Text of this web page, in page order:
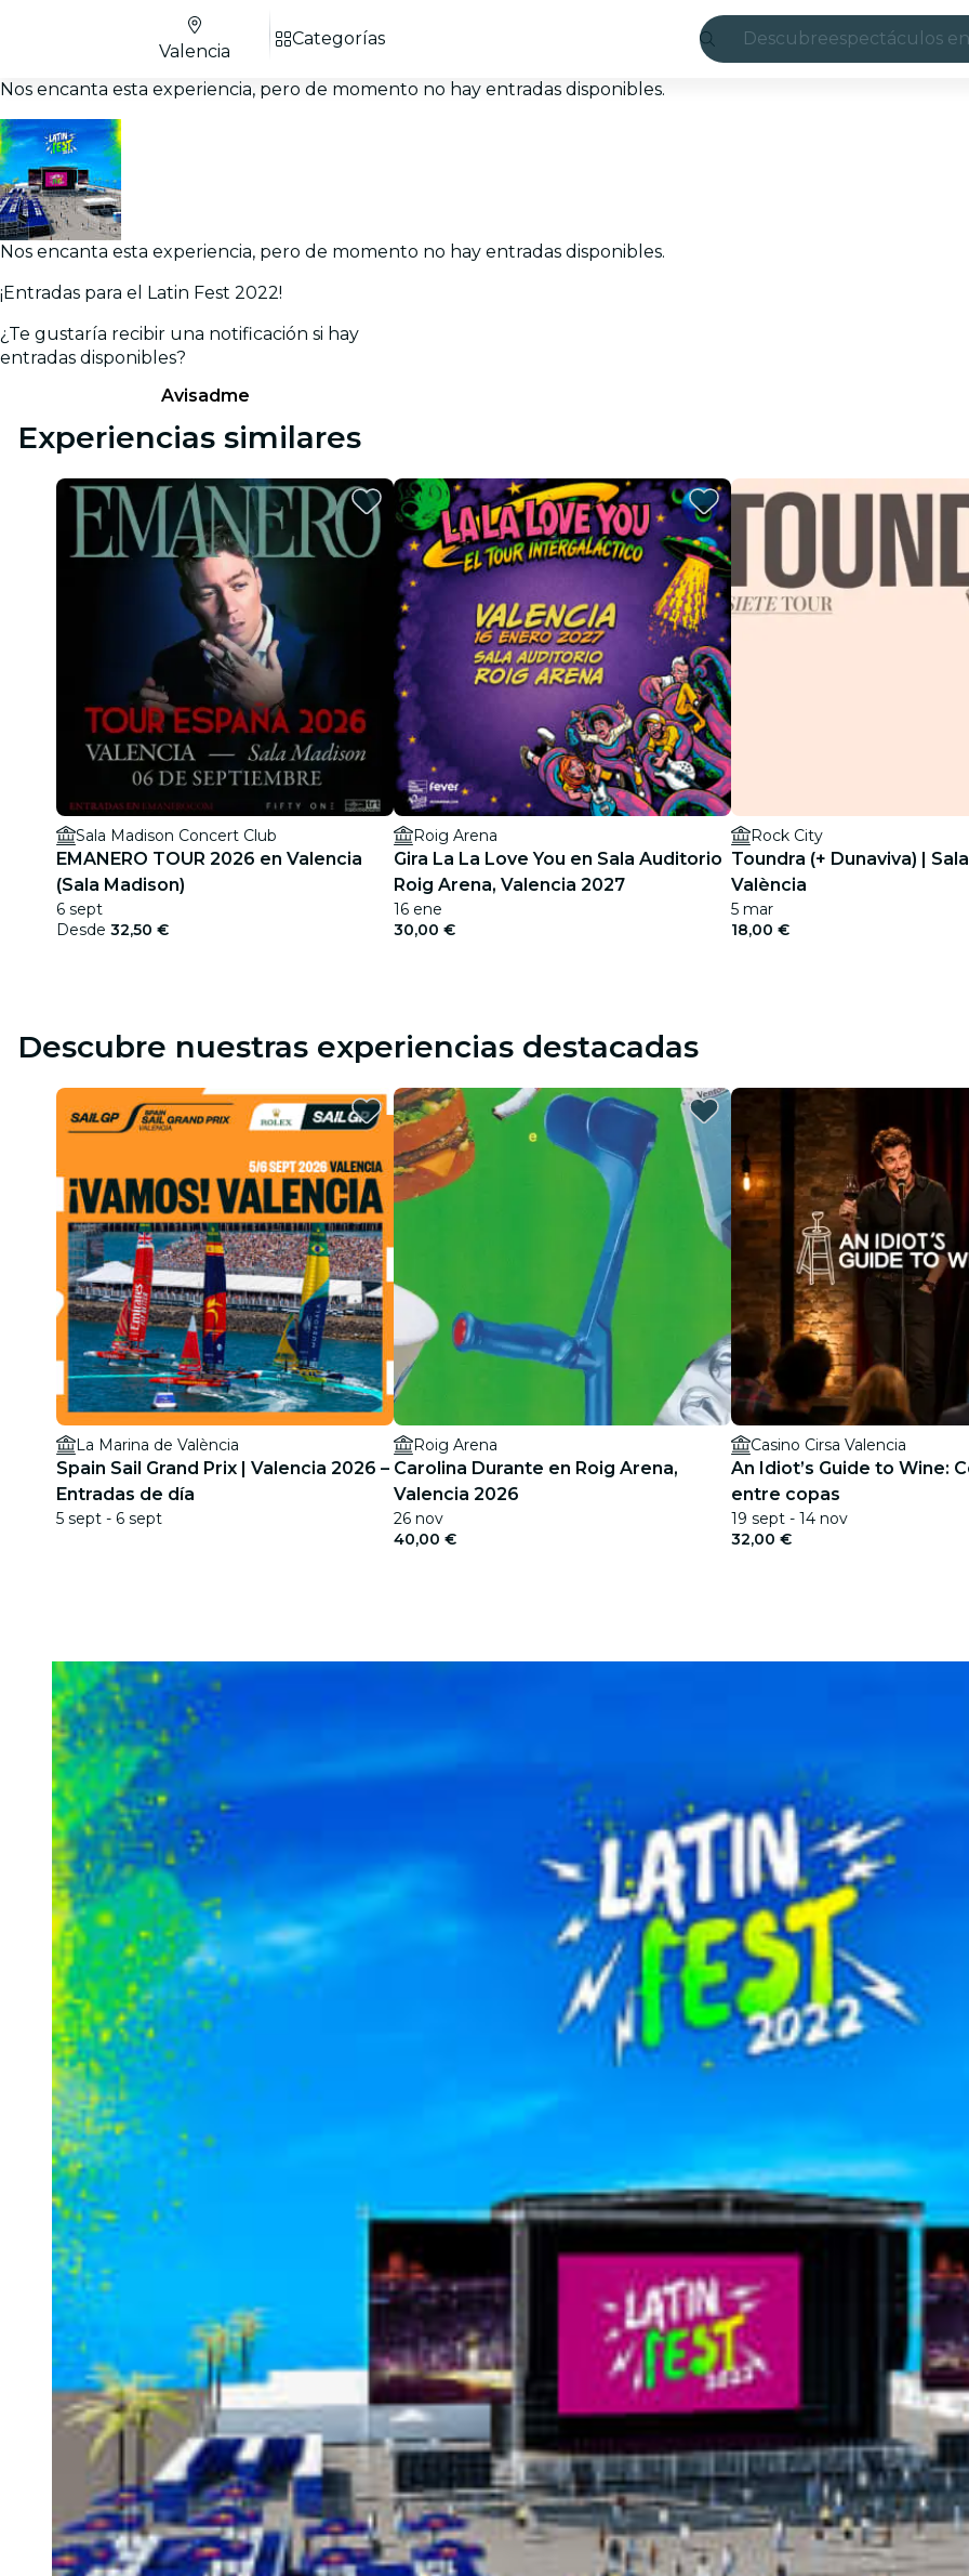
Descubreespectáculos
restaurantes
cine
Valencia
Categorías
Nos encanta esta experiencia, pero de momento no hay entradas disponibles.
Nos encanta esta experiencia, pero de momento no hay entradas disponibles.
¡Entradas para el Latin Fest 2022!
¿Te gustaría recibir una notificación si hay
entradas disponibles?
Avisadme
Experiencias similares
Sala Madison Concert Club
EMANERO TOUR 2026 en Valencia
(Sala Madison)
6 sept
Desde 32,50 €
Roig Arena
Gira La La Love You en Sala Auditorio
Roig Arena, Valencia 2027
16 ene
30,00 €
Rock City
Toundra (+ Dunaviva) |
València
5 mar
18,00 €
Descubre nuestras experiencias destacadas
La Marina de València
Spain Sail Grand Prix | Valencia 2026 –
Entradas de día
5 sept - 6 sept
Roig Arena
Carolina Durante en Roig Arena,
Valencia 2026
26 nov
40,00 €
Casino Cirsa Valencia
An Idiot’s Guide to Wine:
entre copas
19 sept - 14 nov
32,00 €